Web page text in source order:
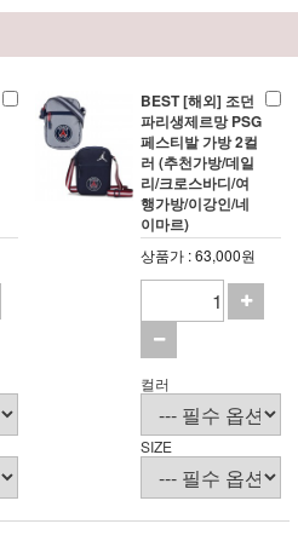
BEST [해외] 조던
파리생제르망 PSG
페스티발 가방 2컬
러 (추천가방/데일
리/크로스바디/여
행가방/이강인/네
이마르)
상품가 : 63,000원
컬러
SIZE